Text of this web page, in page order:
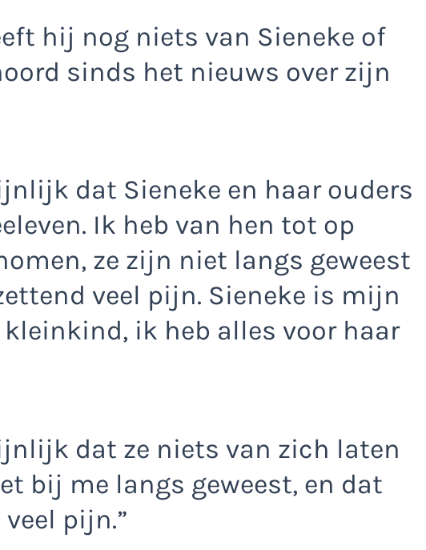
hij nog niets van Sieneke of
sinds het nieuws over zijn
dat Sieneke en haar ouders
Ik heb van hen tot op
ze zijn niet langs geweest
veel pijn. Sieneke is mijn
ik heb alles voor haar
dat ze niets van zich laten
bij me langs geweest, en dat
pijn.”